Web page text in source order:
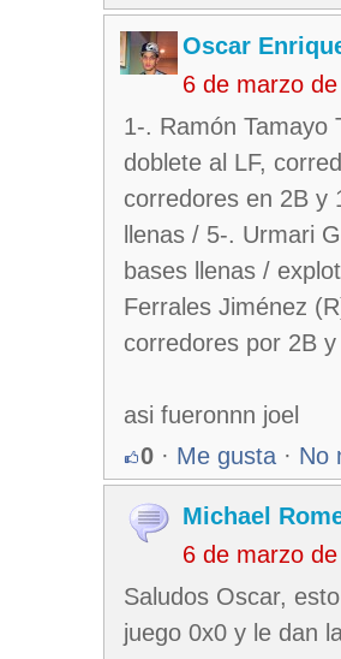
Oscar
6 de marzo
1-. Ramón Tamayo
doblete al LF,
corredores en 2B y
llenas / 5-. Urmari
bases llenas /
Ferrales Jiménez
corredores por 2B
asi fueronnn joel
0 · Me gusta · No
Michael
6 de marzo
Saludos Oscar,
juego 0x0 y le dan